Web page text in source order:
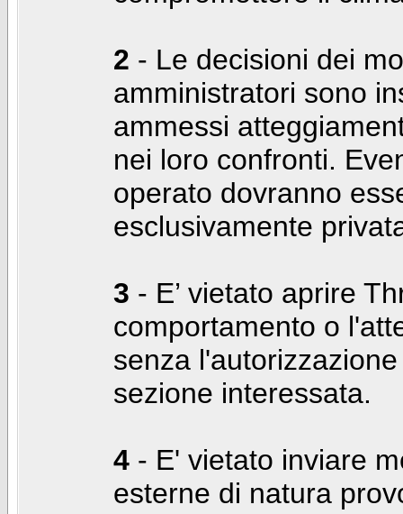
2 - Le decisioni dei
amministratori sono
ammessi
nei loro confronti.
operato dovranno
esclusivamente
3 - E’ vietato aprire
comportamento o
senza
sezione interessata.
4 - E' vietato inviare
esterne di natura